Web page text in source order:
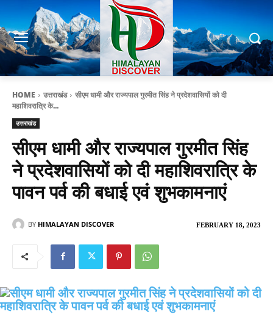
HOME उत्तराखंड
सीएम धामी और राज्यपाल गुरमीत सिंह ने प्रदेशवासियों को दी
महाशिवरात्रि के...
उत्तराखंड
सीएम धामी और राज्यपाल गुरमीत सिंह
ने प्रदेशवासियों को दी महाशिवरात्रि के
पावन पर्व की बधाई एवं शुभकामनाएं
FEBRUARY 18, 2023
BY HIMALAYAN DISCOVER